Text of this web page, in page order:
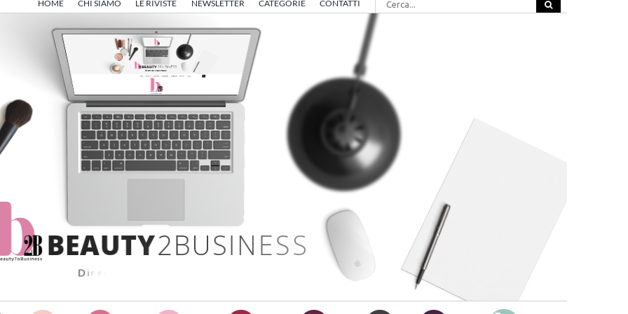
HOME CHI SIAMO LE RIVISTE NEWSLETTER CATEGORIE CONTATTI
per:
BEAUTY2BUSINESS
Dir e